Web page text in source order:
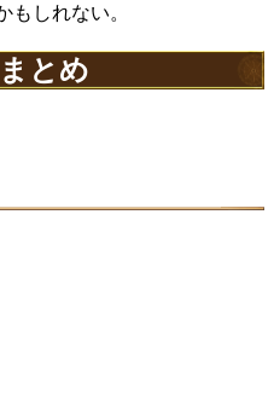
もしれない。
とめ